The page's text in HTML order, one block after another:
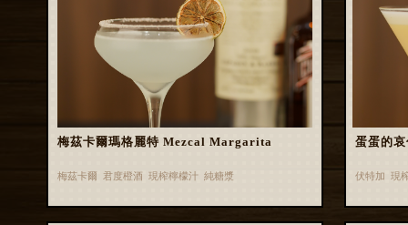
梅茲卡爾瑪格麗特 Mezcal Margarita
梅茲卡爾 君度橙酒 現榨檸檬汁 純糖漿
蛋蛋的
伏特加 現